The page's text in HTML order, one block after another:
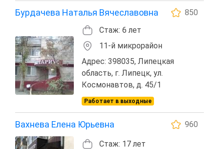
Бурдачева Наталья Вячеславовна
850
Стаж: 6 лет
11-й микрорайон
Адрес: 398035, Липецкая
область, г. Липецк, ул.
Космонавтов, д. 45/1
Работает в выходные
Вахнева Елена Юрьевна 960
Стаж: 17 лет